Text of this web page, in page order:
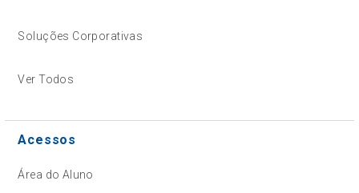
Soluções Corporativas
Ver Todos
Acessos
Área do Aluno